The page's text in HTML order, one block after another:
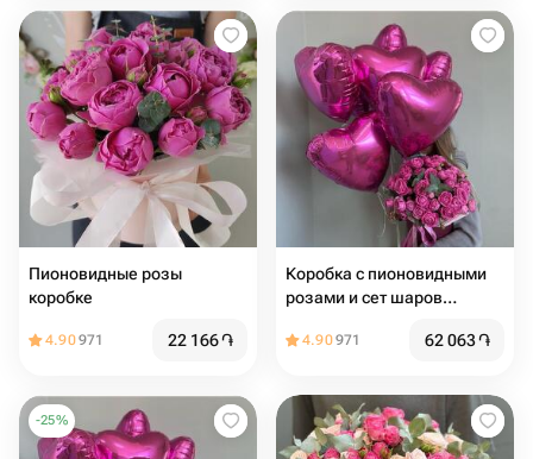
Пионовидные розы
коробке
4.90971 22 166֏
Коробка с пионовидными
розами и сет шаров
4.90971 62 063֏
-25%